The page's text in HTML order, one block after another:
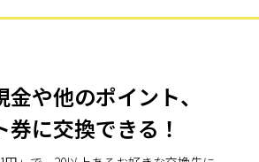
や他のポイント、
に交換できる！